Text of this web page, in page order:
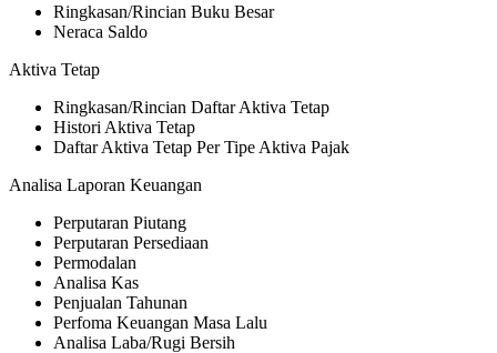
Ringkasan/Rincian Buku Besar
Neraca Saldo
Aktiva Tetap
Ringkasan/Rincian Daftar Aktiva Tetap
Histori Aktiva Tetap
Daftar Aktiva Tetap Per Tipe Aktiva Pajak
Analisa Laporan Keuangan
Perputaran Piutang
Perputaran Persediaan
Permodalan
Analisa Kas
Penjualan Tahunan
Perfoma Keuangan Masa Lalu
Analisa Laba/Rugi Bersih